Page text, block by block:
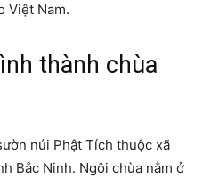
Việt Nam.
thành chùa
núi Phật Tích thuộc xã
Bắc Ninh. Ngôi chùa nằm ở